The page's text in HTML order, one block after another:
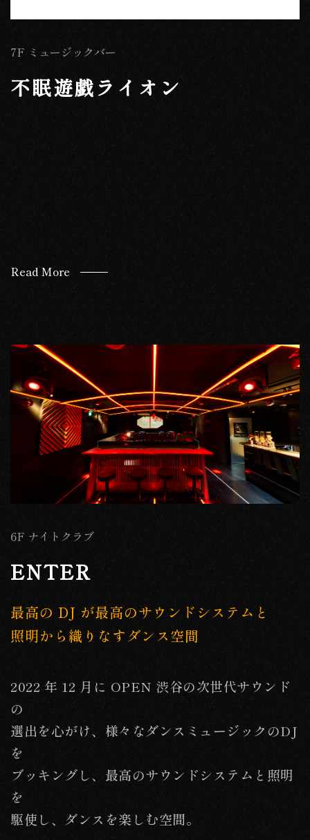
7F ミュージックバー
不眠遊戯ライオン
Read More
6F ナイトクラブ
ENTER
最高の DJ が最高のサウンドシステムと
照明から織りなすダンス空間
2022 年 12 月に OPEN 渋谷の次世代サウンド
の
選出を心がけ、様々なダンスミュージックのDJ
を
ブッキングし、最高のサウンドシステムと照明
を
駆使し、ダンスを楽しむ空間。